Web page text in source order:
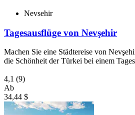
Nevsehir
Tagesausflüge von Nevşehir
Machen Sie eine Städtereise von
die Schönheit der Türkei bei einem
4,1 (9)
Ab
34,44 $